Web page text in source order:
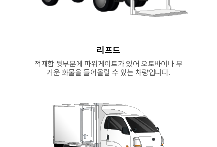
리프트
적재함 뒷부분에 파워게이트가 있어 오토바이나 무
거운 화물을 들어올릴 수 있는 차량입니다.